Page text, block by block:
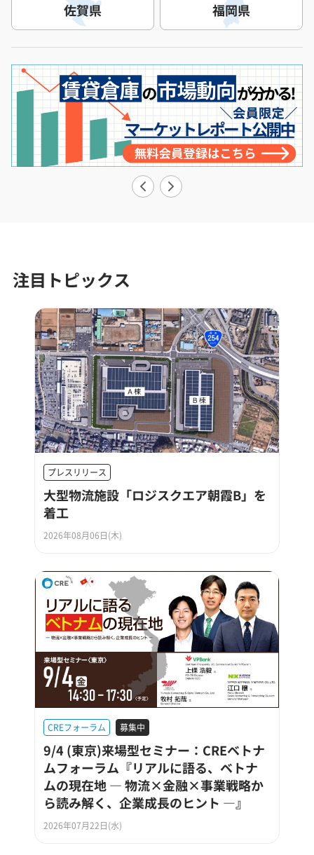
佐賀県 福岡県
注目トピックス
プレスリリース
大型物流施設「ロジスクエア朝霞B」を
着工
2026年08月06日(木)
CREフォーラム 募集中
9/4 (東京)来場型セミナー：CREベトナ
ムフォーラム『リアルに語る、ベトナ
ムの現在地 ― 物流×金融×事業戦略か
ら読み解く、企業成長のヒント ―』
2026年07月22日(水)